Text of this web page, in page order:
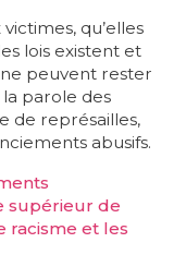
qu’elles
lois existent et
peuvent rester
parole des
de représailles,
abusifs.
supérieur de
racisme et les